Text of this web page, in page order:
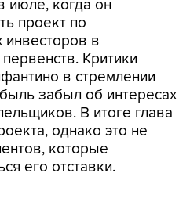
июле, когда он
проект по
инвесторов в
Критики
в стремлении
забыл об интересах
В итоге глава
однако это не
которые
его отставки.